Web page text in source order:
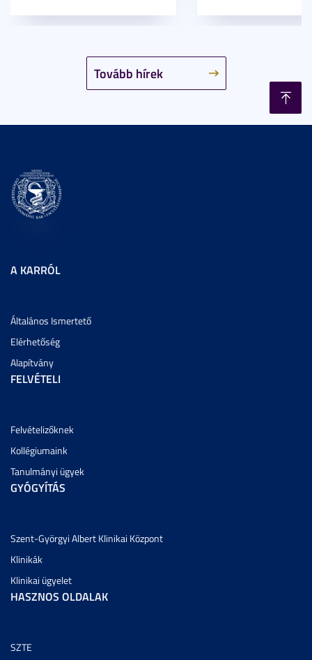
Tovább hírek
A KARRÓL
Általános Ismertető
Elérhetőség
Alapítvány
FELVÉTELI
Felvételizőknek
Kollégiumaink
Tanulmányi ügyek
GYÓGYÍTÁS
Szent-Györgyi Albert Klinikai Központ
Klinikák
Klinikai ügyelet
HASZNOS OLDALAK
SZTE